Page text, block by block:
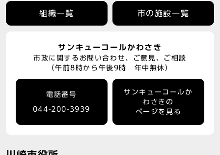
組織一覧 市の施設一覧
サンキューコールかわさき
市政に関するお問い合わせ、ご意見、ご相談
（午前8時から午後9時 年中無休）
電話番号
044-200-3939
サンキューコールか
わさきの
ページを見る